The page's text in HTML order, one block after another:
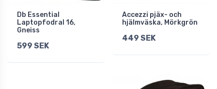
Db Essential
Laptopfodral 16,
Gneiss
599 SEK
Accezzi pjäx- och
hjälmväska, Mörkgrön
449 SEK